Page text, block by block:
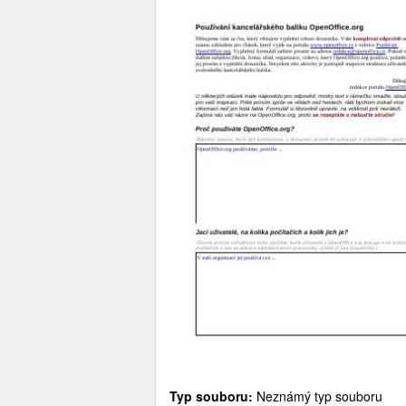
Typ souboru: Neznámý typ souboru